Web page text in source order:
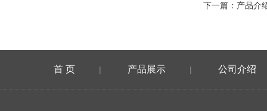
下一篇： 产品介
首 页 | 产品展示 | 公司介绍